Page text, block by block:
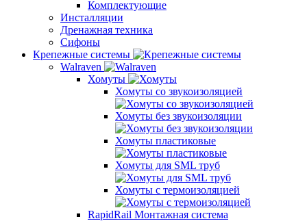
Комплектующие
Инсталляции
Дренажная техника
Сифоны
Крепежные системы
Walraven
Хомуты
Хомуты со звукоизоляцией
Хомуты без звукоизоляции
Хомуты пластиковые
Хомуты для SML труб
Хомуты с термоизоляцией
RapidRail Монтажная система